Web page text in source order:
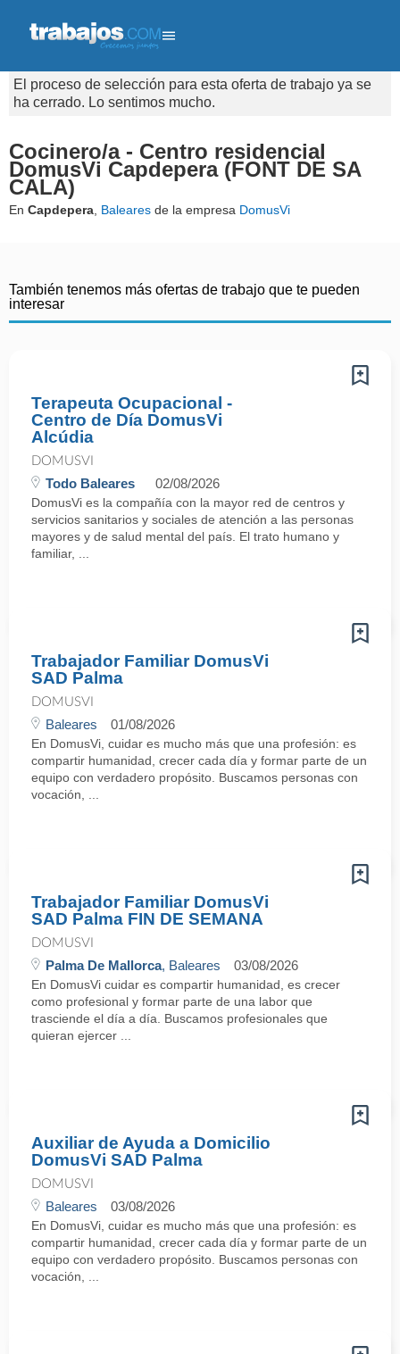
El proceso de selección para esta oferta de trabajo ya se
ha cerrado. Lo sentimos mucho.
Cocinero/a - Centro residencial
DomusVi Capdepera (FONT DE SA
CALA)
En Capdepera Baleares de la empresa DomusVi
También tenemos más ofertas de trabajo que te pueden
interesar
Terapeuta Ocupacional -
Centro de Día DomusVi
Alcúdia
DOMUSVI
Todo Baleares 02/08/2026
DomusVi es la compañía con la mayor red de centros y
servicios sanitarios y sociales de atención a las personas
mayores y de salud mental del país. El trato humano y
familiar, ...
Trabajador Familiar DomusVi
SAD Palma
DOMUSVI
Baleares 01/08/2026
En DomusVi, cuidar es mucho más que una profesión: es
compartir humanidad, crecer cada día y formar parte de un
equipo con verdadero propósito. Buscamos personas con
vocación, ...
Trabajador Familiar DomusVi
SAD Palma FIN DE SEMANA
DOMUSVI
Palma De Mallorca, Baleares 03/08/2026
En DomusVi cuidar es compartir humanidad, es crecer
como profesional y formar parte de una labor que
trasciende el día a día. Buscamos profesionales que
quieran ejercer ...
Auxiliar de Ayuda a Domicilio
DomusVi SAD Palma
DOMUSVI
Baleares 03/08/2026
En DomusVi, cuidar es mucho más que una profesión: es
compartir humanidad, crecer cada día y formar parte de un
equipo con verdadero propósito. Buscamos personas con
vocación, ...